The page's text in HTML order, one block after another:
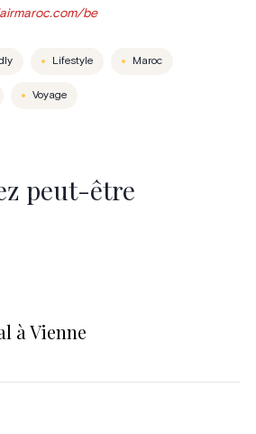
be
Lifestyle Maroc
Voyage
peut-être
à Vienne